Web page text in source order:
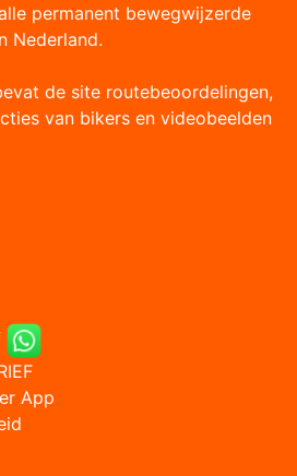
permanent bewegwijzerde
Nederland.
de site routebeoordelingen,
van bikers en videobeelden
App